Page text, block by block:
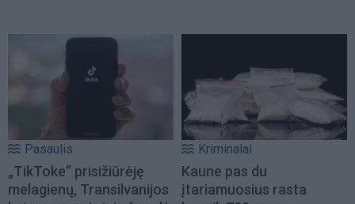
Pasaulis
„TikToke“ prisižiūrėję
melagienų, Transilvanijos
Kriminalai
Kaune pas du
įtariamuosius rasta